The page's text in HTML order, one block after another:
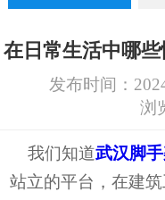
在日常生活中哪
发布时间：
浏
我们知道武汉脚
站立的平台，在建